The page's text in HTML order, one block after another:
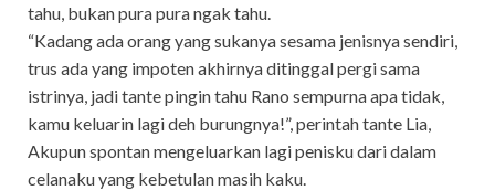
tahu, bukan pura pura ngak tahu.
“Kadang ada orang yang sukanya sesama jenisnya sendiri,
trus ada yang impoten akhirnya ditinggal pergi sama
istrinya, jadi tante pingin tahu Rano sempurna apa tidak,
kamu keluarin lagi deh burungnya!”, perintah tante Lia,
Akupun spontan mengeluarkan lagi penisku dari dalam
celanaku yang kebetulan masih kaku.